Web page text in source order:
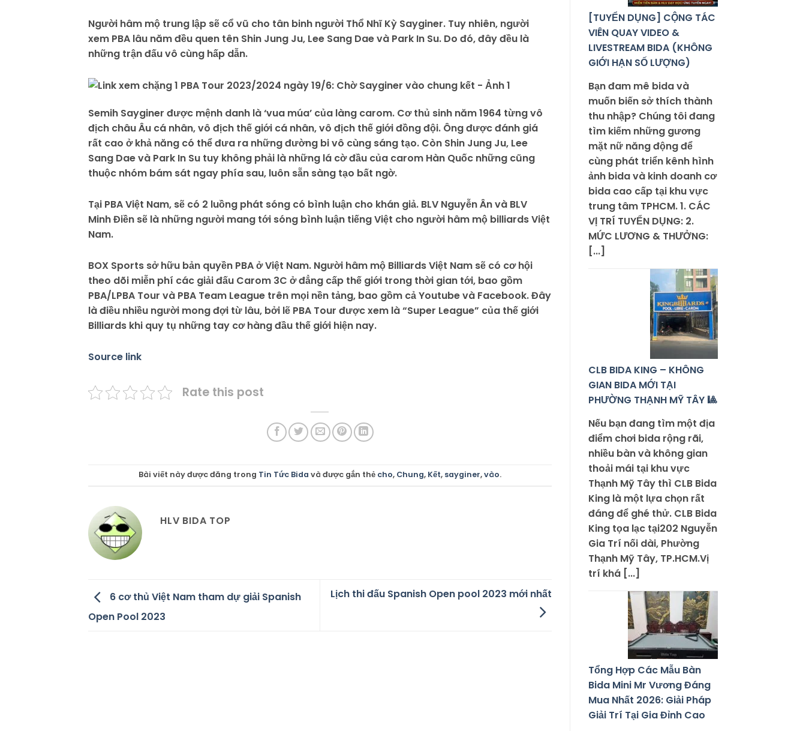
Người hâm mộ trung lập sẽ cổ vũ cho tân binh người Thổ Nhĩ Kỳ Sayginer. Tuy nhiên, người
xem PBA lâu năm đều quen tên Shin Jung Ju, Lee Sang Dae và Park In Su. Do đó, đây đều là
những trận đấu vô cùng hấp dẫn.
Semih Sayginer được mệnh danh là ‘vua múa’ của làng carom. Cơ thủ sinh năm 1964 từng vô
địch châu Âu cá nhân, vô địch thế giới cá nhân, vô địch thế giới đồng đội. Ông được đánh giá
rất cao ở khả năng có thể đưa ra những đường bi vô cùng sáng tạo. Còn Shin Jung Ju, Lee
Sang Dae và Park In Su tuy không phải là những lá cờ đầu của carom Hàn Quốc những cũng
thuộc nhóm bám sát ngay phía sau, luôn sẵn sàng tạo bất ngờ.
Tại PBA Việt Nam, sẽ có 2 luồng phát sóng có bình luận cho khán giả. BLV Nguyễn Ân và BLV
Minh Điền sẽ là những người mang tới sóng bình luận tiếng Việt cho người hâm mộ billiards Việt
Nam.
BOX Sports sở hữu bản quyền PBA ở Việt Nam. Người hâm mộ Billiards Việt Nam sẽ có cơ hội
theo dõi miễn phí các giải đấu Carom 3C ở đẳng cấp thế giới trong thời gian tới, bao gồm
PBA/LPBA Tour và PBA Team League trên mọi nền tảng, bao gồm cả Youtube và Facebook. Đây
là điều nhiều người mong đợi từ lâu, bởi lẽ PBA Tour được xem là “Super League” của thế giới
Billiards khi quy tụ những tay cơ hàng đầu thế giới hiện nay.
Source link
Rate this post
Bài viết này được đăng trong Tin Tức Bida và được gắn thẻ cho, Chung, Kết, sayginer,vào.
HLV BIDA TOP
6 cơ thủ Việt Nam tham dự giải Spanish
Open Pool 2023
Lịch thi đấu Spanish Open pool 2023 mới nhất
[TUYỂN DỤNG] CỘNG TÁC
VIÊN QUAY VIDEO &
LIVESTREAM BIDA (KHÔNG
GIỚI HẠN SỐ LƯỢNG)
Bạn đam mê bida và
muốn biến sở thích thành
thu nhập? Chúng tôi đang
tìm kiếm những gương
mặt nữ năng động để
cùng phát triển kênh hình
ảnh bida và kinh doanh cơ
bida cao cấp tại khu vực
trung tâm TPHCM. 1. CÁC
VỊ TRÍ TUYỂN DỤNG: 2.
MỨC LƯƠNG & THƯỞNG:
[...]
CLB BIDA KING – KHÔNG
GIAN BIDA MỚI TẠI
PHƯỜNG THẠNH MỸ TÂY 🎱
Nếu bạn đang tìm một địa
điểm chơi bida rộng rãi,
nhiều bàn và không gian
thoải mái tại khu vực
Thạnh Mỹ Tây thì CLB Bida
King là một lựa chọn rất
đáng để ghé thử. CLB Bida
King tọa lạc tại202 Nguyễn
Gia Trí nối dài, Phường
Thạnh Mỹ Tây, TP.HCM.Vị
trí khá [...]
Tổng Hợp Các Mẫu Bàn
Bida Mini Mr Vương Đáng
Mua Nhất 2026: Giải Pháp
Giải Trí Tại Gia Đỉnh Cao